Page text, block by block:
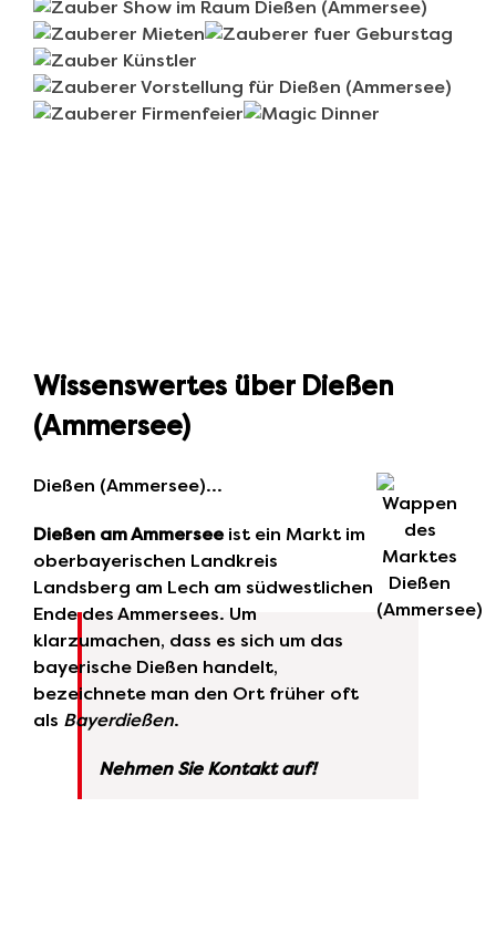
Wissenswertes über Dießen
(Ammersee)
Dießen (Ammersee)…
Dießen am Ammersee ist ein Markt im
oberbayerischen Landkreis
Landsberg am Lech am südwestlichen
Ende des Ammersees. Um
klarzumachen, dass es sich um das
bayerische Dießen handelt,
bezeichnete man den Ort früher oft
als Bayerdießen.
Nehmen Sie Kontakt auf!